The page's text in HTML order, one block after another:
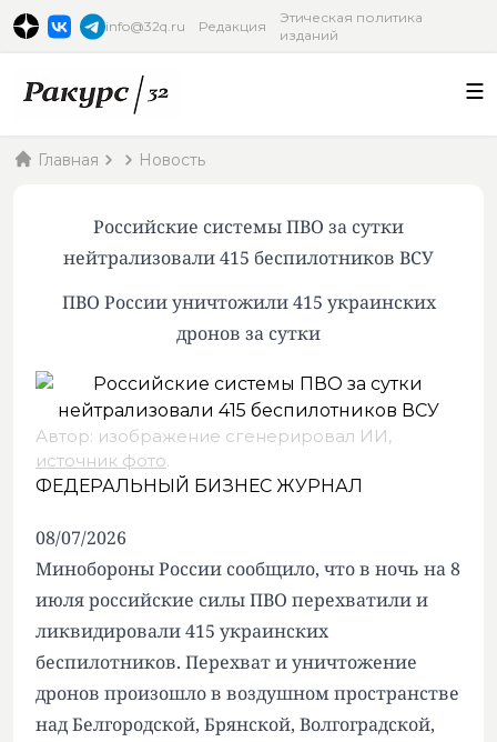
info@32q.ru Редакция
Этическая политика
изданий
Главная Новость
Российские системы ПВО за сутки
нейтрализовали 415 беспилотников ВСУ
ПВО России уничтожили 415 украинских
дронов за сутки
Автор: изображение сгенерировал ИИ,
источник фото.
ФЕДЕРАЛЬНЫЙ БИЗНЕС ЖУРНАЛ
08/07/2026
Минобороны России сообщило, что в ночь на 8
июля российские силы ПВО перехватили и
ликвидировали 415 украинских
беспилотников. Перехват и уничтожение
дронов произошло в воздушном пространстве
над Белгородской, Брянской, Волгоградской,